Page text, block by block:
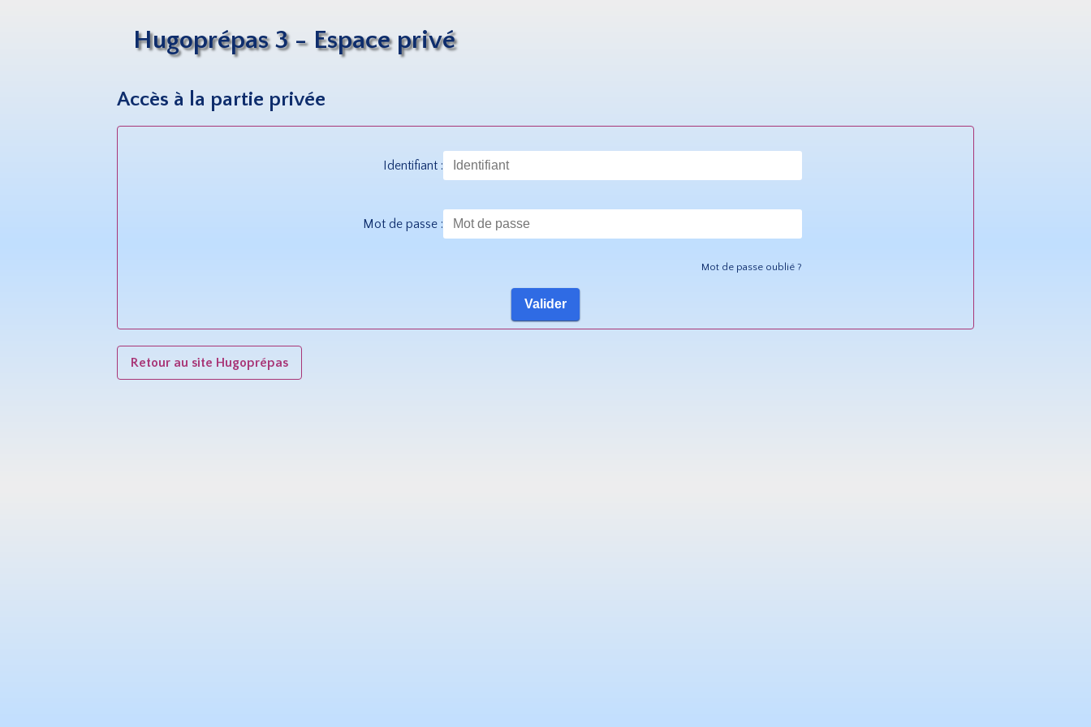
Hugoprépas 3 - Espace privé
Accès à la partie privée
Identifiant :
Mot de passe :
Mot de passe oublié ?
Retour au site Hugoprépas